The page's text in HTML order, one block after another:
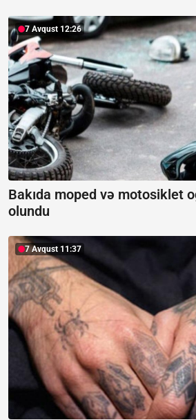
7 Avqust 12:26
Bakıda moped və motosiklet
olundu
7 Avqust 11:37